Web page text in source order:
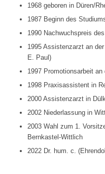
1968 geboren in Düren/
1987 Beginn des
1990 Nachwuchspreis
1995 Assistenzarzt an
E. Paul)
1997 Promotionsarbeit
1998 Praxisassistent in
2000 Assistenzarzt in
2002 Niederlassung in
2003 Wahl zum 1.
Bernkastel-Wittlich
2022 Dr. hum. c.